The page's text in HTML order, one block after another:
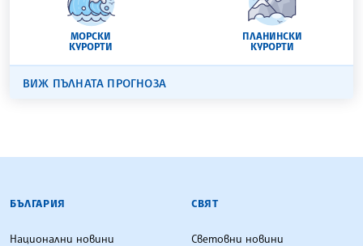
МОРСКИ
КУРОРТИ
ПЛАНИНСКИ
КУРОРТИ
ВИЖ ПЪЛНАТА ПРОГНОЗА
БЪЛГАРСКА ТЕЛЕГРАФНА АГЕНЦИЯ
БЪЛГАРИЯ
Национални новини
СВЯТ
Световни новини